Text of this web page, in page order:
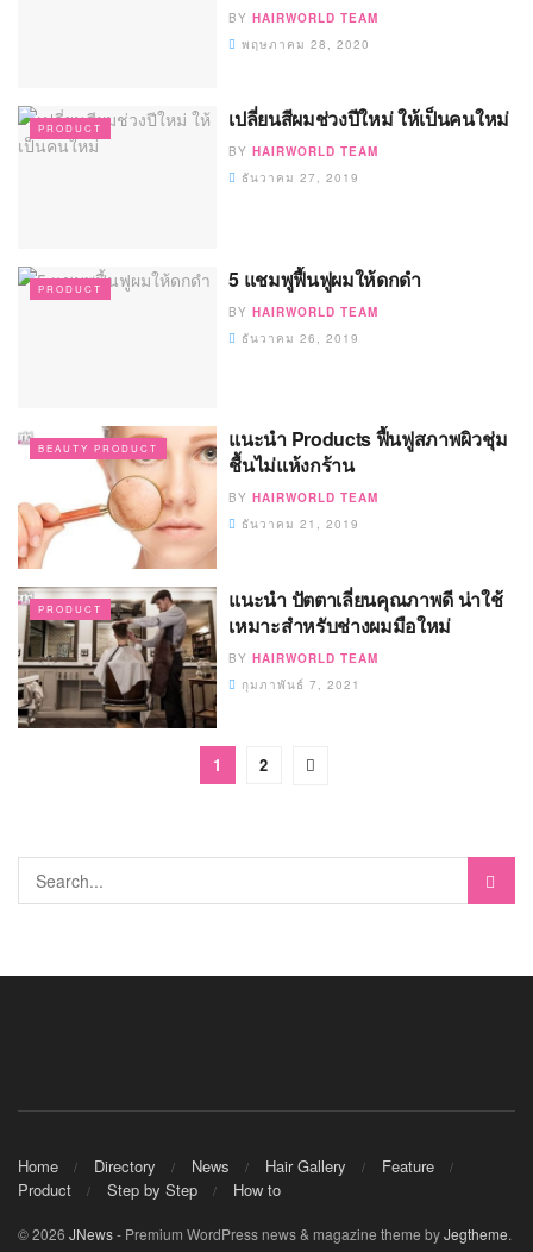
BY HAIRWORLD TEAM
พฤษภาคม 28, 2020
PRODUCT เปลี่ยนสีผมช่วงปีใหม่ ให้เป็นคนใหม่
BY HAIRWORLD TEAM
ธันวาคม 27, 2019
PRODUCT 5 แชมพูฟื้นฟูผมให้ดกดำ
BY HAIRWORLD TEAM
ธันวาคม 26, 2019
BEAUTY PRODUCT
แนะนำ Products ฟื้นฟูสภาพผิวชุ่ม
ชื้นไม่แห้งกร้าน
BY HAIRWORLD TEAM
ธันวาคม 21, 2019
PRODUCT
แนะนำ ปัตตาเลี่ยนคุณภาพดี น่าใช้
เหมาะสำหรับช่างผมมือใหม่
BY HAIRWORLD TEAM
กุมภาพันธ์ 7, 2021
1 2
Home Directory News Hair Gallery
Feature
Product
Step by Step How to
© 2026 JNews- Premium WordPress news & magazine theme byJegtheme.